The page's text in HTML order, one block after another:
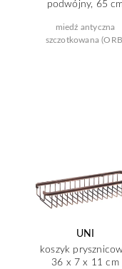
podwójny, 65
miedź antyczna
szczotkowana
UNI
koszyk
36 x 7 x 11 cm